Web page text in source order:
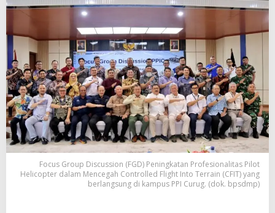
Focus Group Discussion (FGD) Peningkatan Profesionalitas Pilot
Helicopter dalam Mencegah Controlled Flight Into Terrain (CFIT) yang
berlangsung di kampus PPI Curug. (dok. bpsdmp)